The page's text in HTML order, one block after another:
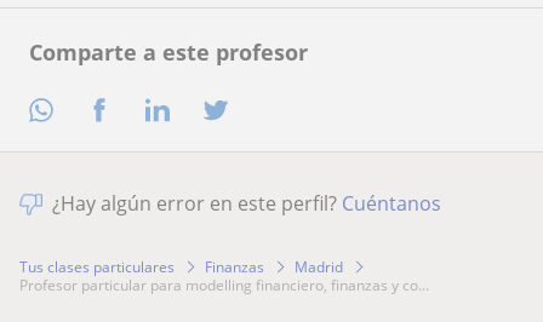
Comparte a este profesor
¿Hay algún error en este perfil? Cuéntanos
Tus clases particulares Finanzas
Madrid
profesor particular para modelling financiero, finanzas y co...